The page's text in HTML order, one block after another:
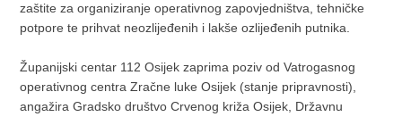
zaštite za organiziranje operativnog zapovjedništva, tehničke
potpore te prihvat neozlijeđenih i lakše ozlijeđenih putnika.
Županijski centar 112 Osijek zaprima poziv od Vatrogasnog
operativnog centra Zračne luke Osijek (stanje pripravnosti),
angažira Gradsko društvo Crvenog križa Osijek, Državnu